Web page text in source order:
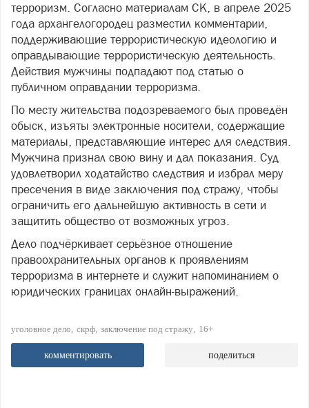
терроризм. Согласно материалам СК, в апреле 2025
года архангелогородец разместил комментарии,
поддерживающие террористическую идеологию и
оправдывающие террористическую деятельность.
Действия мужчины подпадают под статью о
публичном оправдании терроризма.
По месту жительства подозреваемого был проведён
обыск, изъяты электронные носители, содержащие
материалы, представляющие интерес для следствия.
Мужчина признал свою вину и дал показания. Суд
удовлетворил ходатайство следствия и избрал меру
пресечения в виде заключения под стражу, чтобы
ограничить его дальнейшую активность в сети и
защитить общество от возможных угроз.
Дело подчёркивает серьёзное отношение
правоохранительных органов к проявлениям
терроризма в интернете и служит напоминанием о
юридических границах онлайн-выражений.
уголовное дело скрф заключение под стражу 16+
комментировать поделиться